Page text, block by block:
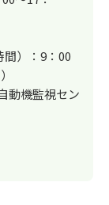
）：9：00
動機監視セン